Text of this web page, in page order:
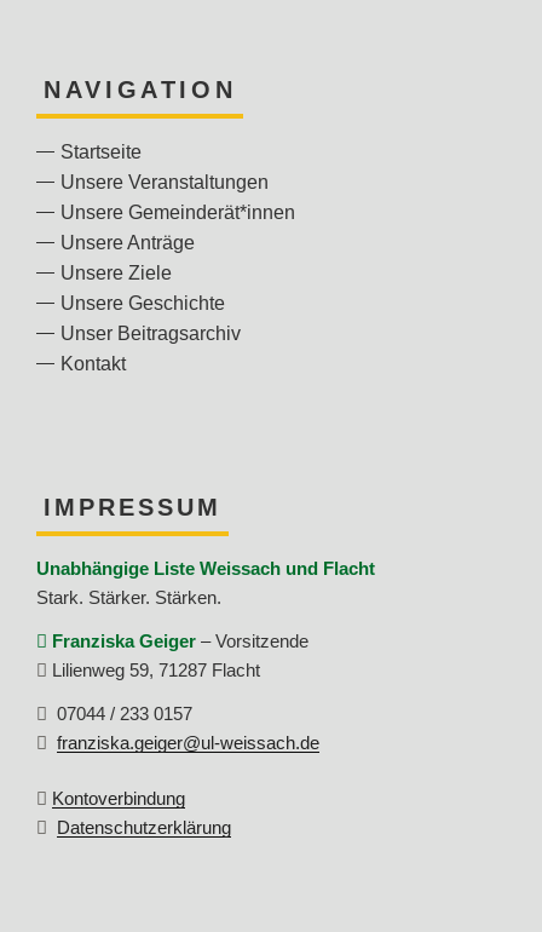
NAVIGATION
Startseite
Unsere Veranstaltungen
Unsere Gemeinderät*innen
Unsere Anträge
Unsere Ziele
Unsere Geschichte
Unser Beitragsarchiv
Kontakt
IMPRESSUM
Unabhängige Liste Weissach und Flacht
Stark. Stärker. Stärken.
Franziska Geiger –Vorsitzende
Lilienweg 59, 71287 Flacht
07044 / 233 0157
franziska.geiger@ul-weissach.de
Kontoverbindung
Datenschutzerklärung